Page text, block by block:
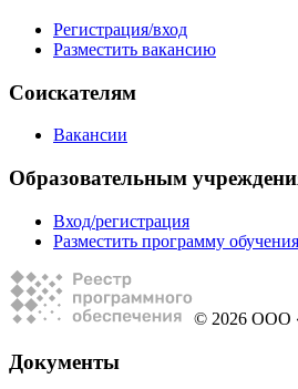
Регистрация/вход
Разместить вакансию
Соискателям
Вакансии
Образовательным
Вход/регистрация
Разместить программу обучения
© 2026
Документы